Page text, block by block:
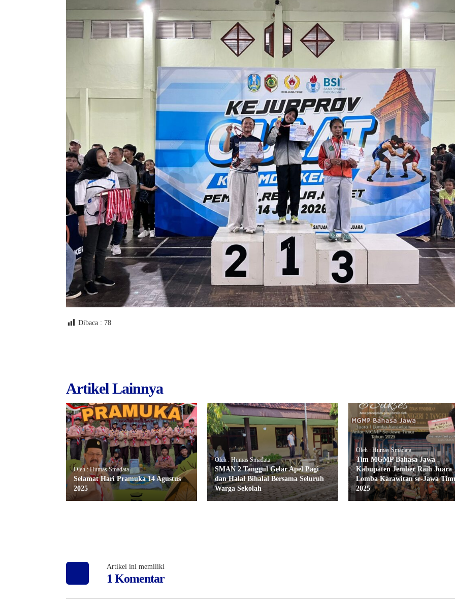
Dibaca : 78
Artikel Lainnya
Oleh : Humas Smadata
Selamat Hari Pramuka 14 Agustus
2025
Oleh : Humas Smadata
SMAN 2 Tanggul Gelar Apel Pagi
dan Halal Bihalal Bersama Seluruh
Warga Sekolah
Oleh : Humas Smadata
Tim MGMP Bahasa Jawa
Kabupaten Jember Raih Juara
Lomba Karawitan se-Jawa
2025
Artikel ini memiliki
1 Komentar